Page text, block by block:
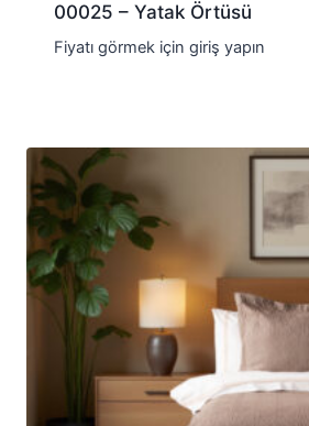
00025 – Yatak Örtüsü
Fiyatı görmek için giriş yapın